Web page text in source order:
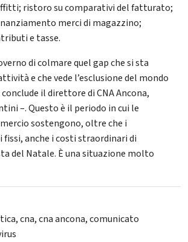
ristoro su comparativi del fatturato;
merci di magazzino;
e tasse.
di colmare quel gap che si sta
e che vede l’esclusione del mondo
il direttore di CNA Ancona,
–. Questo è il periodo in cui le
sostengono, oltre che i
anche i costi straordinari di
del Natale. È una situazione molto
,cna,cna ancona,comunicato